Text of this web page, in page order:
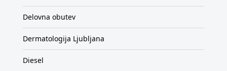
Delovna obutev
Dermatologija Ljubljana
Diesel